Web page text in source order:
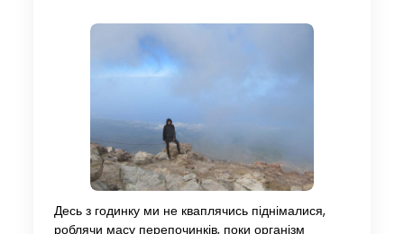
Десь з годинку ми не кваплячись піднімалися,
роблячи масу перепочинків, поки організм